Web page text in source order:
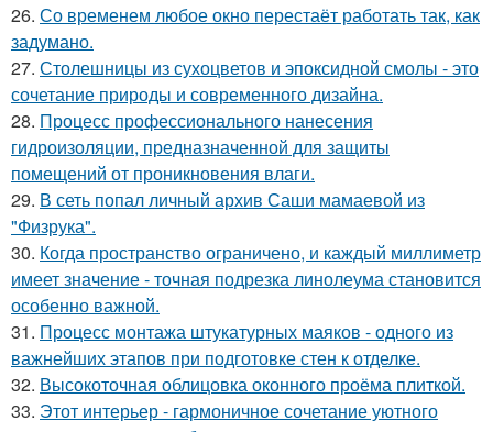
26. Со временем любое окно перестаёт работать так, как
задумано.
27. Столешницы из сухоцветов и эпоксидной смолы - это
сочетание природы и современного дизайна.
28. Процесс профессионального нанесения
гидроизоляции, предназначенной для защиты
помещений от проникновения влаги.
29. В сеть попал личный архив Саши мамаевой из
"Физрука".
30. Когда пространство ограничено, и каждый миллиметр
имеет значение - точная подрезка линолеума становится
особенно важной.
31. Процесс монтажа штукатурных маяков - одного из
важнейших этапов при подготовке стен к отделке.
32. Высокоточная облицовка оконного проёма плиткой.
33. Этот интерьер - гармоничное сочетание уютного